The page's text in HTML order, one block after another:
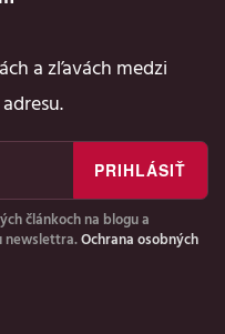
a zľavách medzi
článkoch na blogu a
newslettra. Ochrana osobných